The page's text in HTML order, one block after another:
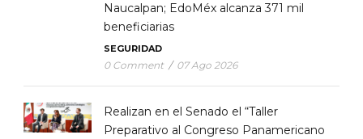
Naucalpan; EdoMéx alcanza 371 mil
beneficiarias
SEGURIDAD
0 Comment / 07 Ago 2026
Realizan en el Senado el “Taller
Preparativo al Congreso Panamericano